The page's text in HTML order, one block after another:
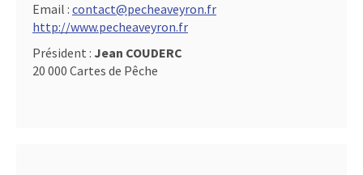
Email : contact@pecheaveyron.fr
http://www.pecheaveyron.fr
Président : Jean COUDERC
20 000 Cartes de Pêche